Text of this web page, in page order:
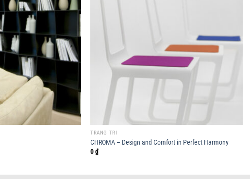
TRANG TRÍ
CHROMA – Design and Comfort in Perfect Harmony
0₫